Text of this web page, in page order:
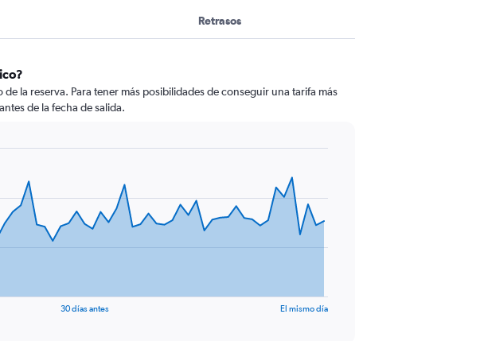
Retrasos
la reserva. Para tener más posibilidades de conseguir una tarifa más
de la fecha de salida.
30 días antes El mismo día